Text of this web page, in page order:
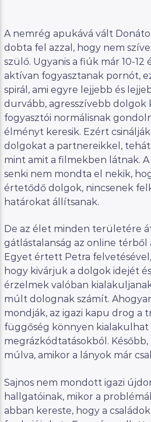
A nemrég apukává vált
dobta fel azzal, hogy nem
szülő. Ugyanis a fiúk már 10-
aktívan fogyasztanak pornót,
spirál, ami egyre lejjebb és
durvább, agresszívebb dolgok
fogyasztói normálisnak
élményt keresik. Ezért
dolgokat a partnereikkel,
mint amit a filmekben látnak. A
senki nem mondta el nekik,
értetődő dolgok, nincsenek
határokat állítsanak.
De az élet minden területére
gátlástalanság az online térből
Egyet értett Petra
hogy kivárjuk a dolgok idejét
érzelmek valóban
múlt dolognak számít.
mondják, az igazi kapu drog a
függőség könnyen
megrázkódtatásokból.
múlva, amikor a lányok már
Sajnos nem mondott igazi
hallgatóinak, mikor a
abban kereste, hogy a